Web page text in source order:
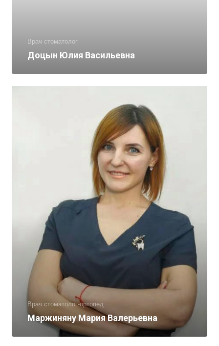
Врач стоматолог
Доцын Юлия Васильевна
Врач стоматолог-ортопед
Маржиняну Мария Валерьевна